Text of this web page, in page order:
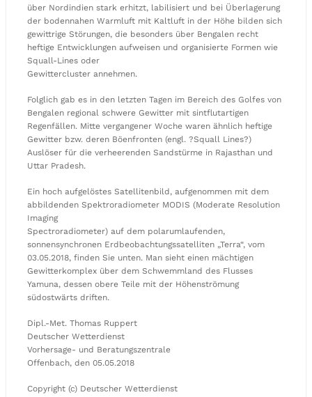
über Nordindien stark erhitzt, labilisiert und bei Überlagerung
der bodennahen Warmluft mit Kaltluft in der Höhe bilden sich
gewittrige Störungen, die besonders über Bengalen recht
heftige Entwicklungen aufweisen und organisierte Formen wie
Squall-Lines oder
Gewittercluster annehmen.
Folglich gab es in den letzten Tagen im Bereich des Golfes von
Bengalen regional schwere Gewitter mit sintflutartigen
Regenfällen. Mitte vergangener Woche waren ähnlich heftige
Gewitter bzw. deren Böenfronten (engl. ?Squall Lines?)
Auslöser für die verheerenden Sandstürme in Rajasthan und
Uttar Pradesh.
Ein hoch aufgelöstes Satellitenbild, aufgenommen mit dem
abbildenden Spektroradiometer MODIS (Moderate Resolution
Imaging
Spectroradiometer) auf dem polarumlaufenden,
sonnensynchronen Erdbeobachtungssatelliten „Terra“, vom
03.05.2018, finden Sie unten. Man sieht einen mächtigen
Gewitterkomplex über dem Schwemmland des Flusses
Yamuna, dessen obere Teile mit der Höhenströmung
südostwärts driften.
Dipl.-Met. Thomas Ruppert
Deutscher Wetterdienst
Vorhersage- und Beratungszentrale
Offenbach, den 05.05.2018
Copyright (c) Deutscher Wetterdienst